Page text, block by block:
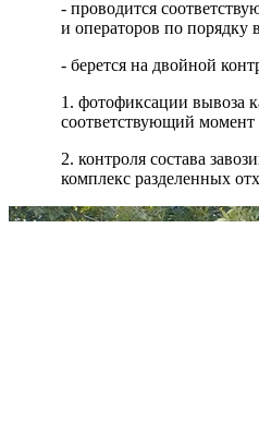
- проводится
и операторов по порядку
- берется на двойной
1. фотофиксации вывоза
соответствующий момент
2. контроля состава
комплекс разделенных